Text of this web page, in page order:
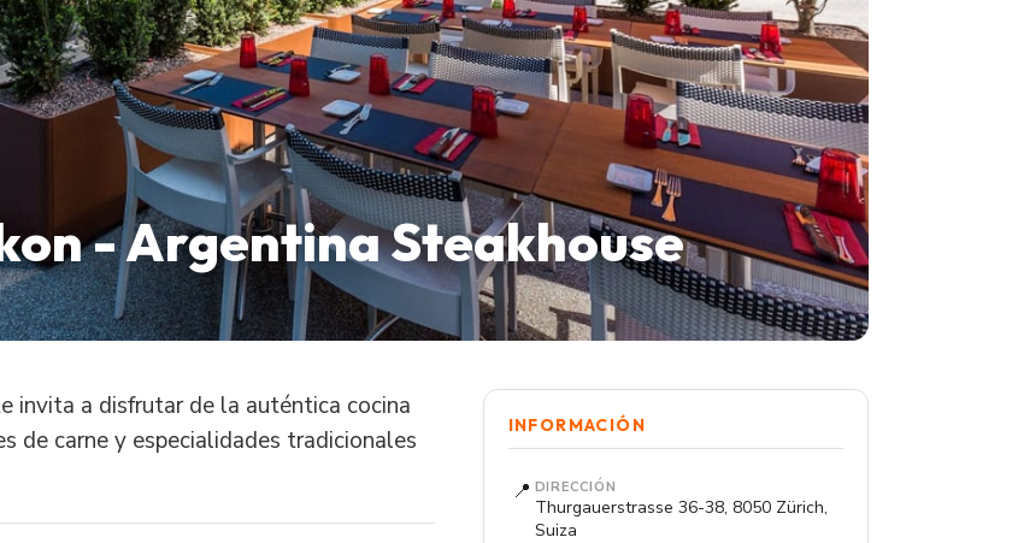
- Argentina Steakhouse
invita a disfrutar de la auténtica cocina
de carne y especialidades tradicionales
INFORMACIÓN
📍 DIRECCIÓN
Thurgauerstrasse 36-38, 8050 Zürich,
Suiza